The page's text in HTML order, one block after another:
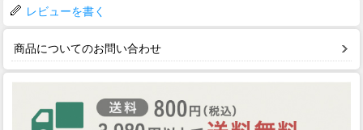
レビューを書く
商品についてのお問い合わせ